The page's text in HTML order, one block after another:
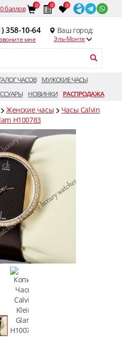
0баллов 0 0 0
358-10-64
мне
Ваш город:
Эль-Монте
ЧАСОВ
МУЖСКИЕ ЧАСЫ
НОВИНКИ РАСПРОДАЖА
Женские часы
Часы Calvin
H100783